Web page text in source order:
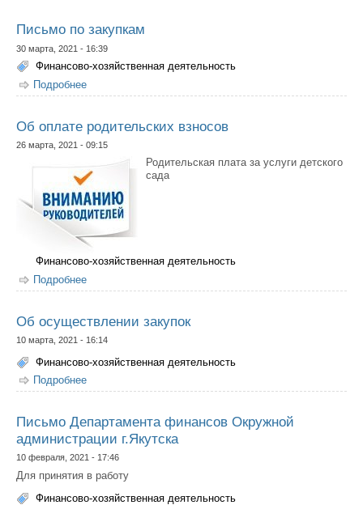
Письмо по закупкам
30 марта, 2021 - 16:39
Финансово-хозяйственная деятельность
Подробнее
Об оплате родительских взносов
26 марта, 2021 - 09:15
Родительская плата за услуги детского
сада
Финансово-хозяйственная деятельность
Подробнее
Об осуществлении закупок
10 марта, 2021 - 16:14
Финансово-хозяйственная деятельность
Подробнее
Письмо Департамента финансов Окружной
администрации г.Якутска
10 февраля, 2021 - 17:46
Для принятия в работу
Финансово-хозяйственная деятельность